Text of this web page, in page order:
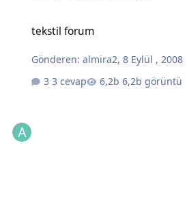
tekstil forum
Gönderen:almira2,8 Eylül , 2008
3 cevap
6,2b görüntü